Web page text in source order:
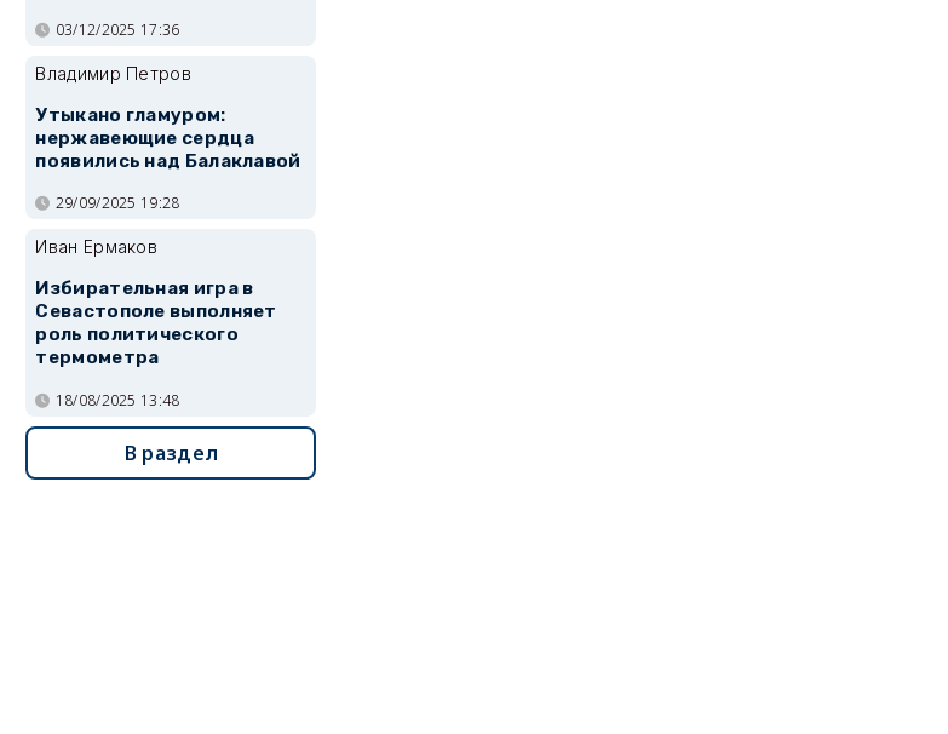
03/12/2025 17:36
Владимир Петров
Утыкано гламуром:
нержавеющие сердца
появились над Балаклавой
29/09/2025 19:28
Иван Ермаков
Избирательная игра в
Севастополе выполняет
роль политического
термометра
18/08/2025 13:48
В раздел